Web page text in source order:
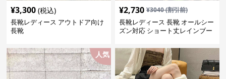
¥3,300 (税込)
長靴レディース アウトドア向け
長靴
¥2,730 ¥3040(割引前)
長靴レディース 長靴 オールシー
ズン対応 ショート丈レインブー
人気